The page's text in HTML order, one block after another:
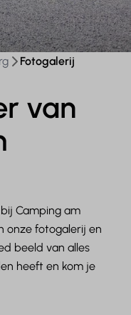
Fotogalerij
van
Camping am
onze fotogalerij en
beeld van alles
heeft en kom je